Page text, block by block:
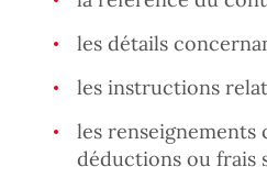
les détails
les instructions
les renseignements
déductions ou frais